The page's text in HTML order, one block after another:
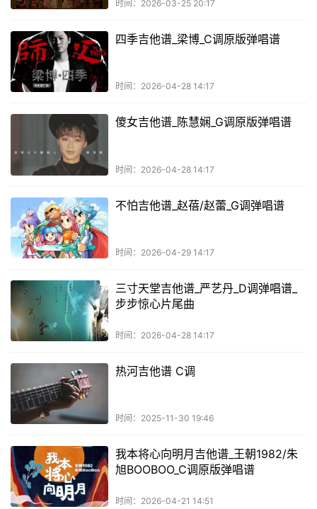
时间：2026-03-25 20:17
四季吉他谱_梁博_C调原版弹唱谱
时间：2026-04-28 14:17
傻女吉他谱_陈慧娴_G调原版弹唱谱
时间：2026-04-28 14:17
不怕吉他谱_赵蓓/赵蕾_G调弹唱谱
时间：2026-04-29 14:17
三寸天堂吉他谱_严艺丹_D调弹唱谱_
步步惊心片尾曲
时间：2026-04-28 14:17
热河吉他谱 C调
时间：2025-11-30 19:46
我本将心向明月吉他谱_王朝1982/朱
旭BOOBOO_C调原版弹唱谱
时间：2026-04-21 14:51